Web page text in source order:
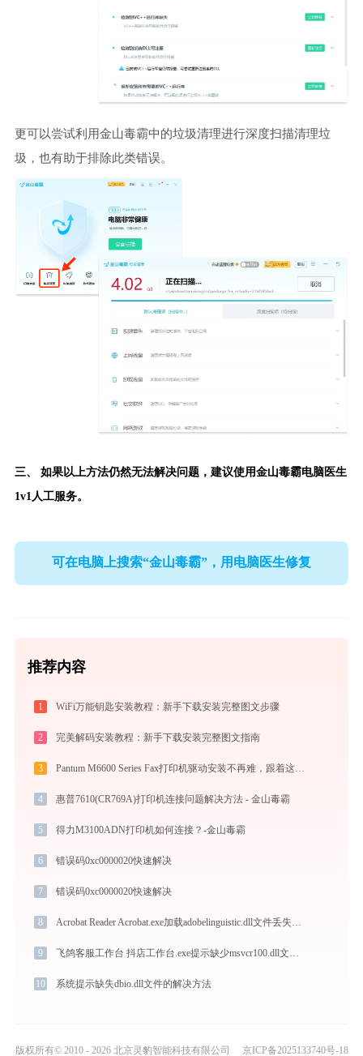
更可以尝试利用金山毒霸中的垃圾清理进行深度扫描清理垃
圾，也有助于排除此类错误。
三、 如果以上方法仍然无法解决问题，建议使用金山毒霸电脑医生
1v1人工服务。
可在电脑上搜索“金山毒霸”，用电脑医生修复
推荐内容
1 WiFi万能钥匙安装教程：新手下载安装完整图文步骤
2 完美解码安装教程：新手下载安装完整图文指南
3 Pantum M6600 Series Fax打印机驱动安装不再难，跟着这些步骤一学就会
4 惠普7610(CR769A)打印机连接问题解决方法 - 金山毒霸
5 得力M3100ADN打印机如何连接？-金山毒霸
6 错误码0xc0000020快速解决
7 错误码0xc0000020快速解决
8
9
10 系统提示缺失dbio.dll文件的解决方法
版权所有© 2010 - 2026 北京灵豹智能科技有限公司 京ICP备2025133740号-18